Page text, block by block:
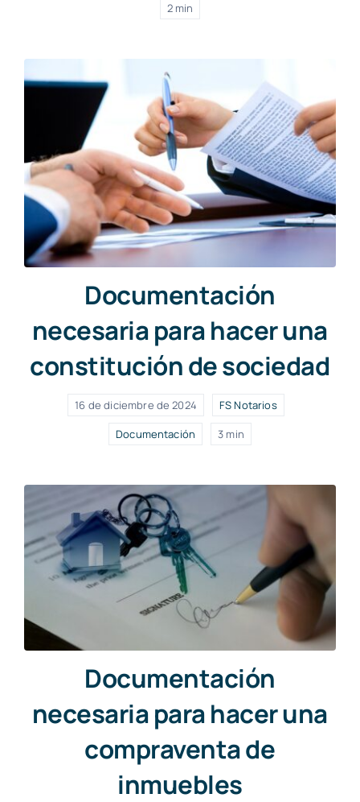
2 min
Documentación
necesaria para hacer una
constitución de sociedad
16 de diciembre de 2024
FS Notarios
Documentación
3 min
Documentación
necesaria para hacer una
compraventa de
inmuebles